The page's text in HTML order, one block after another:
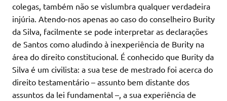
colegas, também não se vislumbra qualquer verdadeira
injúria. Atendo-nos apenas ao caso do conselheiro Burity
da Silva, facilmente se pode interpretar as declarações
de Santos como aludindo à inexperiência de Burity na
área do direito constitucional. É conhecido que Burity da
Silva é um civilista: a sua tese de mestrado foi acerca do
direito testamentário – assunto bem distante dos
assuntos da lei fundamental –, a sua experiência de